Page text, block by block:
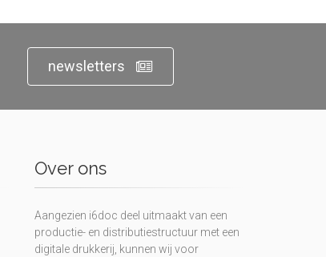
newsletters
Over ons
Aangezien i6doc deel uitmaakt van een
productie- en distributiestructuur met een
digitale drukkerij, kunnen wij voor